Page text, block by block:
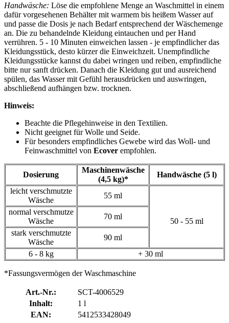
Handwäsche: Löse die empfohlene Menge an Waschmittel in einem
dafür vorgesehenen Behälter mit warmem bis heißem Wasser auf
und passe die Dosis je nach Bedarf entsprechend der Wäschemenge
an. Die zu behandelnde Kleidung eintauchen und per Hand
verrühren. 5 - 10 Minuten einweichen lassen - je empfindlicher das
Kleidungsstück, desto kürzer die Einweichzeit. Unempfindliche
Kleidungsstücke kannst du dabei wringen und reiben, empfindliche
bitte nur sanft drücken. Danach die Kleidung gut und ausreichend
spülen, das Wasser mit Gefühl herausdrücken und auswringen,
abschließend aufhängen bzw. trocknen.
Hinweis:
Beachte die Pflegehinweise in den Textilien.
Nicht geeignet für Wolle und Seide.
Für besonders empfindliches Gewebe wird das Woll- und
Feinwaschmittel von Ecover empfohlen.
Dosierung
Maschinenwäsche
(4,5 kg)*
Handwäsche (5 l)
leicht verschmutzte
Wäsche
55 ml
50 - 55 ml
normal verschmutze
Wäsche
70 ml
stark verschmutzte
Wäsche
90 ml
6 - 8 kg
+ 30 ml
*Fassungsvermögen der Waschmaschine
Art.-Nr.:
SCT-4006529
Inhalt:
1 l
EAN:
5412533428049